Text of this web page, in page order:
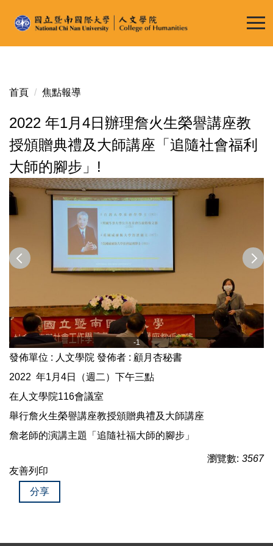
到
區
首頁 焦點報導
2022 年1月4日辦理詹火生榮譽講座教
授頒贈典禮及大師講座「追隨社會福利
大師的腳步」!
-1
發佈單位 : 人文學院 發佈者 : 顧月杏秘書
2022 年1月4日（週二）下午三點
在人文學院116會議室
舉行詹火生榮譽講座教授頒贈典禮及大師講座
詹老師的演講主題「追隨社福大師的腳步」
瀏覽數: 3567
友善列印
分享